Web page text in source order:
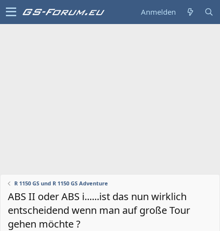
Anmelden
R 1150 GS und R 1150 GS Adventure
ABS II oder ABS i......ist das nun wirklich
entscheidend wenn man auf große Tour
gehen möchte ?